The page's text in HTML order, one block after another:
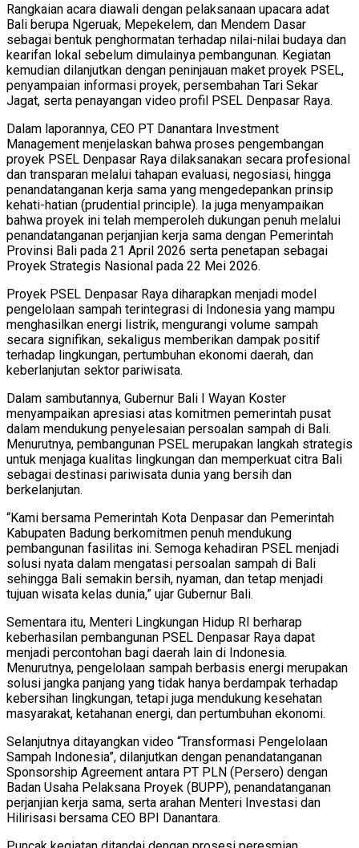
Rangkaian acara diawali dengan pelaksanaan upacara adat
Bali berupa Ngeruak, Mepekelem, dan Mendem Dasar
sebagai bentuk penghormatan terhadap nilai-nilai budaya dan
kearifan lokal sebelum dimulainya pembangunan. Kegiatan
kemudian dilanjutkan dengan peninjauan maket proyek PSEL,
penyampaian informasi proyek, persembahan Tari Sekar
Jagat, serta penayangan video profil PSEL Denpasar Raya.
Dalam laporannya, CEO PT Danantara Investment
Management menjelaskan bahwa proses pengembangan
proyek PSEL Denpasar Raya dilaksanakan secara profesional
dan transparan melalui tahapan evaluasi, negosiasi, hingga
penandatanganan kerja sama yang mengedepankan prinsip
kehati-hatian (prudential principle). Ia juga menyampaikan
bahwa proyek ini telah memperoleh dukungan penuh melalui
penandatanganan perjanjian kerja sama dengan Pemerintah
Provinsi Bali pada 21 April 2026 serta penetapan sebagai
Proyek Strategis Nasional pada 22 Mei 2026.
Proyek PSEL Denpasar Raya diharapkan menjadi model
pengelolaan sampah terintegrasi di Indonesia yang mampu
menghasilkan energi listrik, mengurangi volume sampah
secara signifikan, sekaligus memberikan dampak positif
terhadap lingkungan, pertumbuhan ekonomi daerah, dan
keberlanjutan sektor pariwisata.
Dalam sambutannya, Gubernur Bali I Wayan Koster
menyampaikan apresiasi atas komitmen pemerintah pusat
dalam mendukung penyelesaian persoalan sampah di Bali.
Menurutnya, pembangunan PSEL merupakan langkah strategis
untuk menjaga kualitas lingkungan dan memperkuat citra Bali
sebagai destinasi pariwisata dunia yang bersih dan
berkelanjutan.
“Kami bersama Pemerintah Kota Denpasar dan Pemerintah
Kabupaten Badung berkomitmen penuh mendukung
pembangunan fasilitas ini. Semoga kehadiran PSEL menjadi
solusi nyata dalam mengatasi persoalan sampah di Bali
sehingga Bali semakin bersih, nyaman, dan tetap menjadi
tujuan wisata kelas dunia,” ujar Gubernur Bali.
Sementara itu, Menteri Lingkungan Hidup RI berharap
keberhasilan pembangunan PSEL Denpasar Raya dapat
menjadi percontohan bagi daerah lain di Indonesia.
Menurutnya, pengelolaan sampah berbasis energi merupakan
solusi jangka panjang yang tidak hanya berdampak terhadap
kebersihan lingkungan, tetapi juga mendukung kesehatan
masyarakat, ketahanan energi, dan pertumbuhan ekonomi.
Selanjutnya ditayangkan video “Transformasi Pengelolaan
Sampah Indonesia”, dilanjutkan dengan penandatanganan
Sponsorship Agreement antara PT PLN (Persero) dengan
Badan Usaha Pelaksana Proyek (BUPP), penandatanganan
perjanjian kerja sama, serta arahan Menteri Investasi dan
Hilirisasi bersama CEO BPI Danantara.